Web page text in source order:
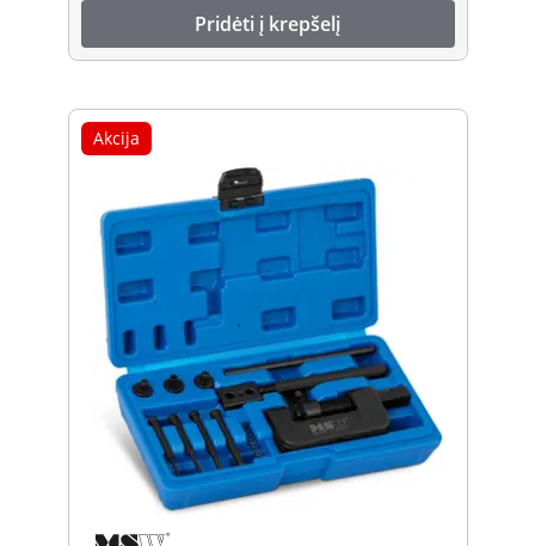
Pridėti į krepšelį
Akcija